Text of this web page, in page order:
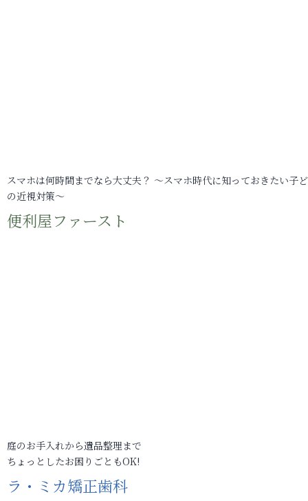
スマホは何時間までなら大丈夫？ ～スマホ時代に知っておきたい子
の近視対策～
便利屋ファースト
庭のお手入れから遺品整理まで
ちょっとしたお困りごともOK!
ラ・ミカ矯正歯科